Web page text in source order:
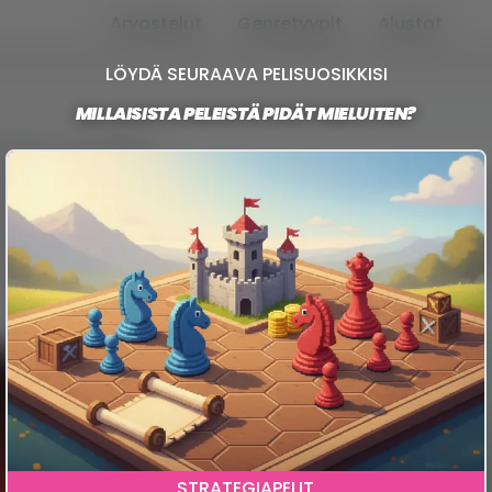
käyttäjille
luovuuteen kannustavista sovelluksista ja
Oli koneesi sitten MacBook Air, MacBook
vuoropohjaisista strategiapeleistä
koskaan aiemmin.
Raid: Shadow Legends
Tämä peli on tyylikäs, porukkapohjainen
Pokémoneja, varustat heidät ja lähetät
LÖYDÄ SEURAAVA PELISUOSIKKISI
MILLAISISTA PELEISTÄ PIDÄT MIELUITEN?